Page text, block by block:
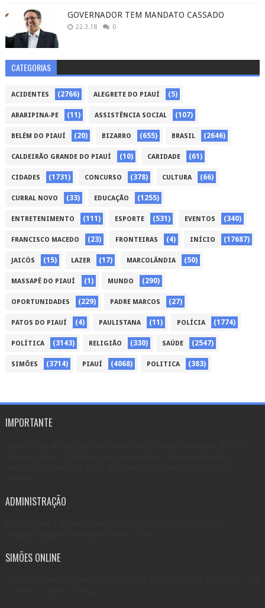
GOVERNADOR TEM MANDATO CASSADO
22.3.18 0
CATEGORIAS
ACIDENTES (2766) ALEGRETE DO PIAUÍ (5)
ARARIPINA-PE (11) ASSISTÊNCIA SOCIAL (107)
BELÉM DO PIAUÍ (20) BIZARRO (655) BRASIL (2646)
CALDEIRÃO GRANDE DO PIAUÍ (10) CARIDADE (61)
CIDADES (1731) CONCURSO (378) CULTURA (66)
CURRAL NOVO (33) EDUCAÇÃO (1255)
ENTRETENIMENTO (111) ESPORTE (531) EVENTOS (340)
FRANCISCO MACEDO (23) FRONTEIRAS (4) INÍCIO (17687)
JAICÓS (15) LAZER (17) MARCOLÂNDIA (50)
MASSAPÊ DO PIAUÍ (1) MUNDO (290)
OPORTUNIDADES (229) PADRE MARCOS (27)
PATOS DO PIAUÍ (4) PAULISTANA (11) POLÍCIA (1774)
POLÍTICA (3143) RELIGIÃO (330) SAÚDE (2547)
SIMÕES (3714) PIAUÍ (4068) POLITICA (383)
IMPORTANTE
ADMINISTRAÇÃO
SIMÕES ONLINE